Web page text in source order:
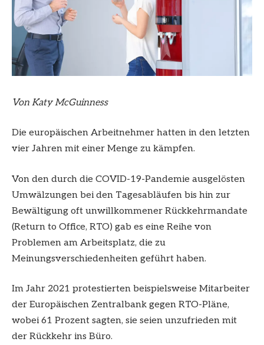
Von Katy McGuinness
Die europäischen Arbeitnehmer hatten in den letzten
vier Jahren mit einer Menge zu kämpfen.
Von den durch die COVID-19-Pandemie ausgelösten
Umwälzungen bei den Tagesabläufen bis hin zur
Bewältigung oft unwillkommener Rückkehrmandate
(Return to Office, RTO) gab es eine Reihe von
Problemen am Arbeitsplatz, die zu
Meinungsverschiedenheiten geführt haben.
Im Jahr 2021 protestierten beispielsweise Mitarbeiter
der Europäischen Zentralbank gegen RTO-Pläne,
wobei 61 Prozent sagten, sie seien unzufrieden mit
der Rückkehr ins Büro.